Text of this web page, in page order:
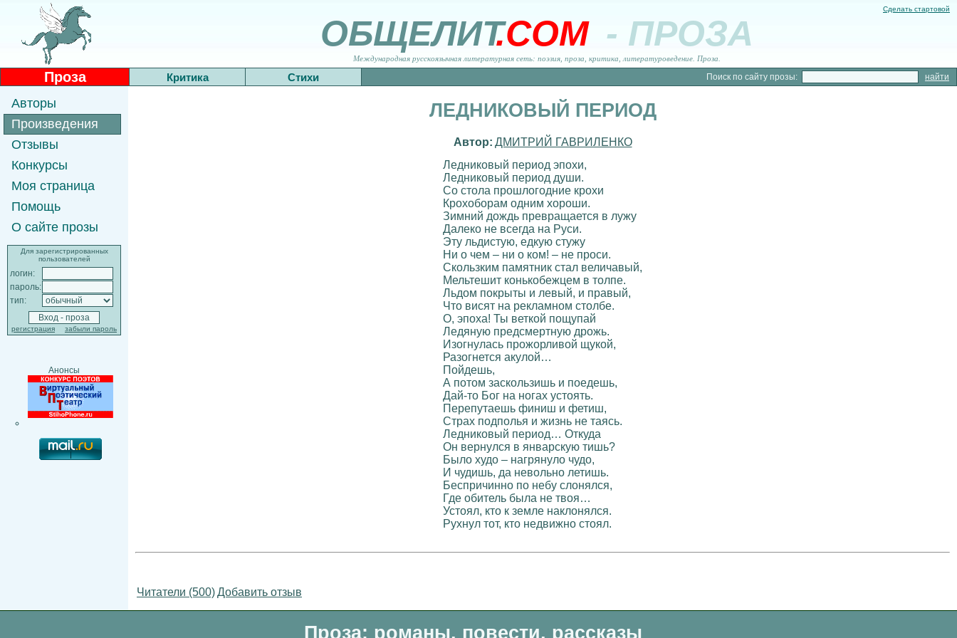
Сделать стартовой
ОБЩЕЛИТ.COM - ПРОЗА
Международная русскоязычная литературная сеть: поэзия, проза, критика, литературоведение. Проза.
Проза Критика Стихи Поиск по сайту прозы:
Авторы
Произведения
Отзывы
Конкурсы
Моя страница
Помощь
О сайте прозы
Для зарегистрированных
пользователей
логин:
пароль:
тип:
регистрация забыли пароль
Анонсы
ЛЕДНИКОВЫЙ ПЕРИОД
Автор: ДМИТРИЙ ГАВРИЛЕНКО
Ледниковый период эпохи,
Ледниковый период души.
Со стола прошлогодние крохи
Крохоборам одним хороши.
Зимний дождь превращается в лужу
Далеко не всегда на Руси.
Эту льдистую, едкую стужу
Ни о чем – ни о ком! – не проси.
Скользким памятник стал величавый,
Мельтешит конькобежцем в толпе.
Льдом покрыты и левый, и правый,
Что висят на рекламном столбе.
О, эпоха! Ты веткой пощупай
Ледяную предсмертную дрожь.
Изогнулась прожорливой щукой,
Разогнется акулой…
Пойдешь,
А потом заскользишь и поедешь,
Дай-то Бог на ногах устоять.
Перепутаешь финиш и фетиш,
Страх подполья и жизнь не таясь.
Ледниковый период… Откуда
Он вернулся в январскую тишь?
Было худо – нагрянуло чудо,
И чудишь, да невольно летишь.
Беспричинно по небу слонялся,
Где обитель была не твоя…
Устоял, кто к земле наклонялся.
Рухнул тот, кто недвижно стоял.
Читатели (500)Добавить отзыв
Проза: романы, повести, рассказы